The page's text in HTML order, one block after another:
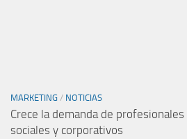
MARKETING / NOTICIAS
Crece la demanda de
sociales y corporativos